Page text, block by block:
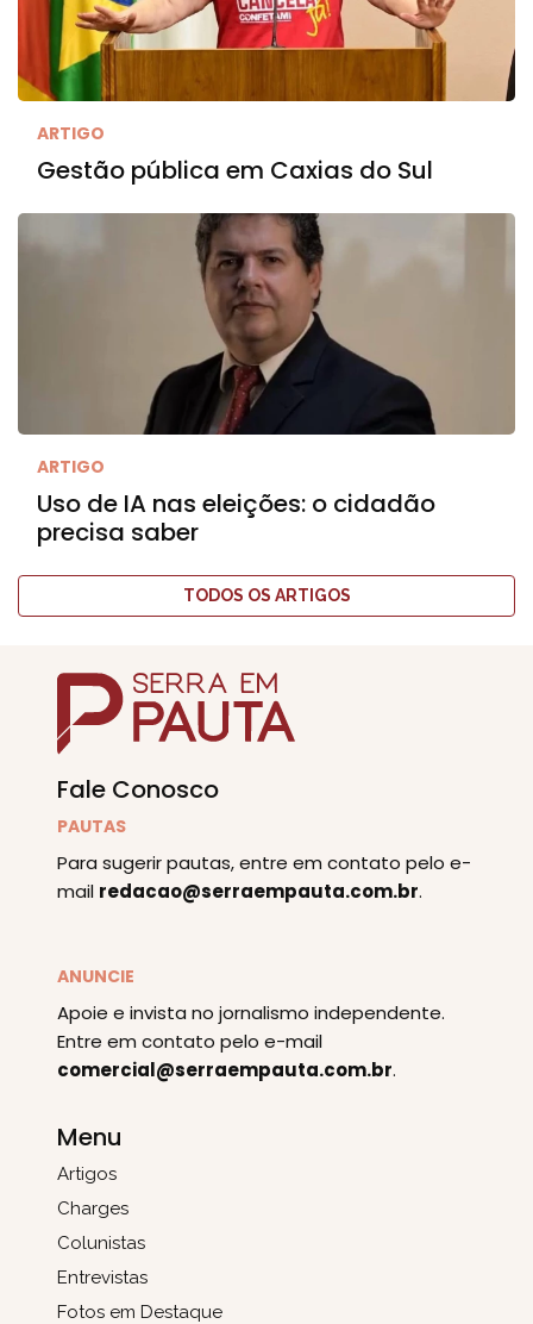
ARTIGO
Gestão pública em Caxias do Sul
ARTIGO
Uso de IA nas eleições: o cidadão
precisa saber
TODOS OS ARTIGOS
Fale Conosco
PAUTAS
Para sugerir pautas, entre em contato pelo e-
mail redacao@serraempauta.com.br.
ANUNCIE
Apoie e invista no jornalismo independente.
Entre em contato pelo e-mail
comercial@serraempauta.com.br.
Menu
Artigos
Charges
Colunistas
Entrevistas
Fotos em Destaque